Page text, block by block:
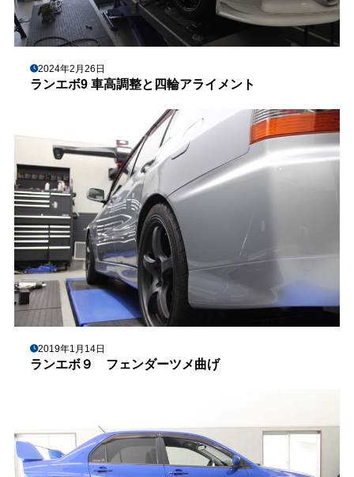
2024年2月26日
ランエボ9 車高調整と四輪アライメント
2019年1月14日
ランエボ９ フェンダーツメ曲げ